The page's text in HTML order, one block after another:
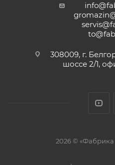
308009, г.
шоссе 2/1,
2026 ©